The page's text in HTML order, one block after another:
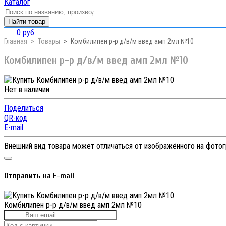
Найти товар
0 руб.
Главная Товары Комбилипен р-р д/в/м введ амп 2мл №10
Комбилипен р-р д/в/м введ амп 2мл №10
Нет в наличии
Поделиться
QR-код
E-mail
Внешний вид товара может отличаться от изображённого на
Отправить на E-mail
Комбилипен р-р д/в/м введ амп 2мл №10